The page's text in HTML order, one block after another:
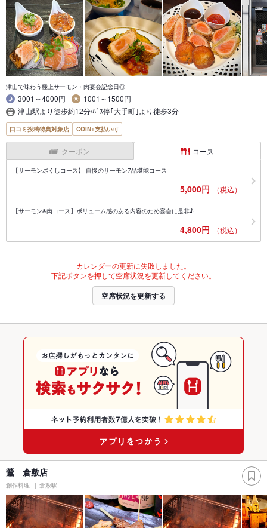
津山で味わう極上サーモン・肉宴会記念日◎
3001～4000円
1001～1500円
津山駅より徒歩約12分/ﾊﾞｽ停｢大手町｣より徒歩3分
口コミ投稿特典対象店 COIN+支払い可
クーポン コース
【サーモン尽くしコース】 自慢のサーモン7品堪能コース
5,000円 （税込）
【サーモン&肉コース】ボリューム感のある内容のため宴会に是非♪
4,800円 （税込）
カレンダーの更新に失敗しました。
下記ボタンを押して空席状況を更新してください。
空席状況を更新する
鶯 倉敷店
創作料理 倉敷駅